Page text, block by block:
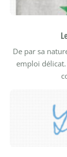
De par sa
emploi